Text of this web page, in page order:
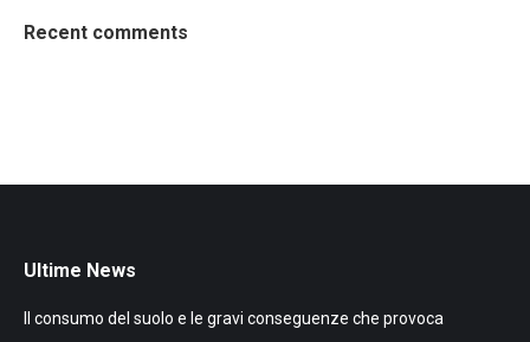
Recent comments
Ultime News
Il consumo del suolo e le gravi conseguenze che provoca